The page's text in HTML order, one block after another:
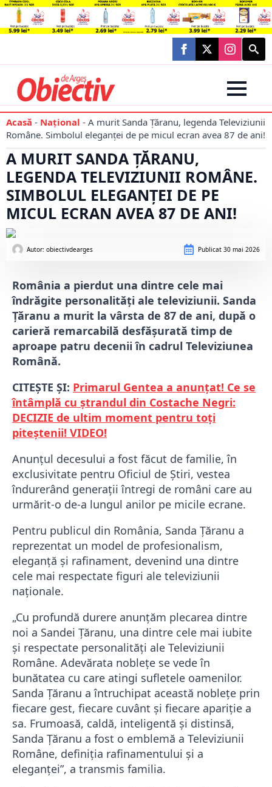
Search
for:
Acasă - Național - A murit Sanda Țăranu, legenda Televiziunii
Române. Simbolul eleganței de pe micul ecran avea 87 de ani!
A MURIT SANDA ȚĂRANU,
LEGENDA TELEVIZIUNII ROMÂNE.
SIMBOLUL ELEGANȚEI DE PE
MICUL ECRAN AVEA 87 DE ANI!
Autor: obiectivdearges Publicat 30 mai 2026
România a pierdut una dintre cele mai
îndrăgite personalități ale televiziunii. Sanda
Țăranu a murit la vârsta de 87 de ani, după o
carieră remarcabilă desfășurată timp de
aproape patru decenii în cadrul Televiziunea
Română.
CITEȘTE ȘI: Primarul Gentea a anunțat! Ce se
întâmplă cu ștrandul din Costache Negri:
DECIZIE de ultim moment pentru toți
piteștenii! VIDEO!
Anunțul decesului a fost făcut de familie, în
exclusivitate pentru Oficiul de Știri, vestea
îndurerând generații întregi de români care au
urmărit-o de-a lungul anilor pe micile ecrane.
Pentru publicul din România, Sanda Țăranu a
reprezentat un model de profesionalism,
eleganță și rafinament, devenind una dintre
cele mai respectate figuri ale televiziunii
naționale.
„Cu profundă durere anunțăm plecarea dintre
noi a Sandei Țăranu, una dintre cele mai iubite
și respectate personalități ale Televiziunii
Române. Adevărata noblețe se vede în
bunătatea cu care atingi sufletele oamenilor.
Sanda Țăranu a întruchipat această noblețe prin
fiecare gest, fiecare cuvânt și fiecare apariție a
sa. Frumoasă, caldă, inteligentă și distinsă,
Sanda Țăranu a fost o emblemă a Televiziunii
Române, definiția rafinamentului și a
eleganței”, a transmis familia.